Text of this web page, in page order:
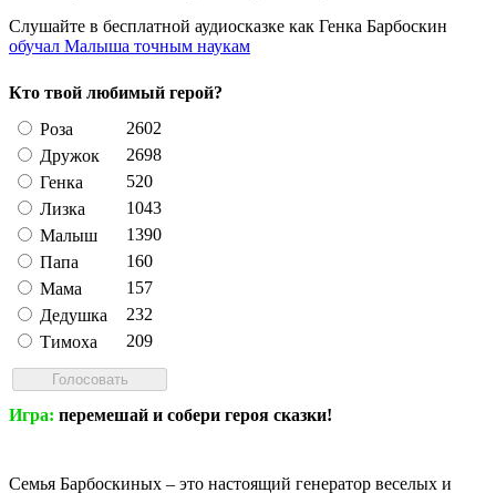
Слушайте в бесплатной аудиосказке как Генка Барбоскин
обучал Малыша точным наукам
Кто твой любимый герой?
Роза
2602
Дружок
2698
Генка
520
Лизка
1043
Малыш
1390
Папа
160
Мама
157
Дедушка
232
Тимоха
209
Игра: перемешай и собери героя сказки!
Семья Барбоскиных – это настоящий генератор веселых и